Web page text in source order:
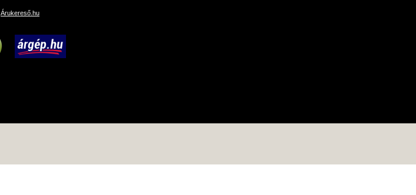
Árukereső.hu